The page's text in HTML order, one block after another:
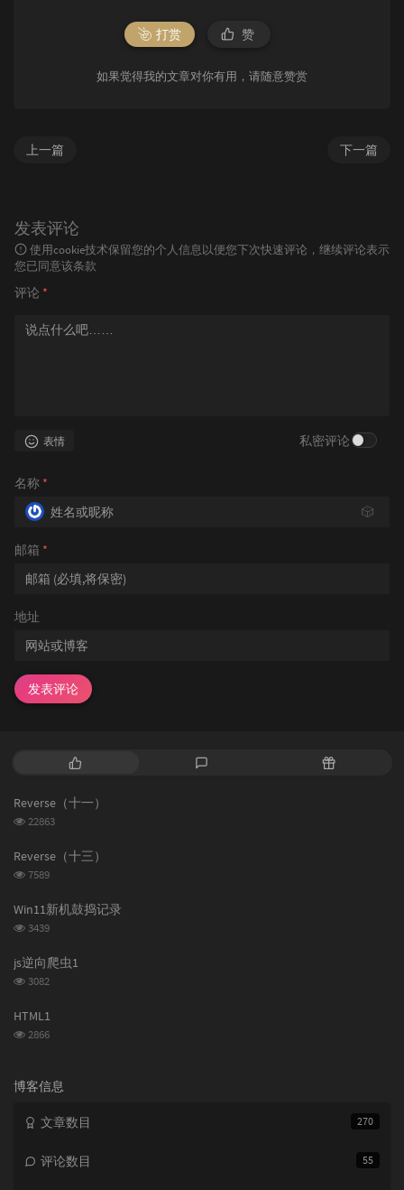
打赏 赞
如果觉得我的文章对你有用，请随意赞赏
下一篇
上一篇
发表评论
使用cookie技术保留您的个人信息以便您下次快速评论，继续评论表示
您已同意该条款
评论 *
表情 私密评论
名称 *
🎲
邮箱 *
地址
发表评论
热
随
Reverse（十一）
浏
次
22863
Reverse（十三）
浏
次
7589
Win11新机鼓捣记录
浏
次
数:
3439
js逆向爬虫1
浏
次
3082
HTML1
浏
数:
2866
博客信息
270
文章数目
55
评论数目